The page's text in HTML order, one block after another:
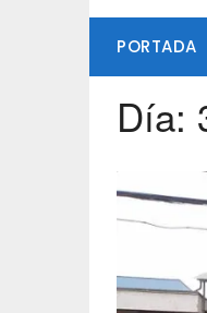
PORTADA
Día: